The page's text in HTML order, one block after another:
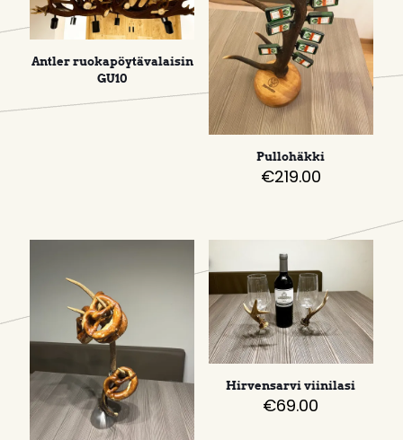
Antler ruokapöytävalaisin
GU10
Pullohäkki
€219.00
Hirvensarvi viinilasi
€69.00